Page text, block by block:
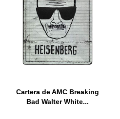
Cartera de AMC Breaking
Bad Walter White...